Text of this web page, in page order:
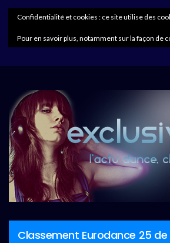
Classement Eurodance 25
Confidentialité et cookies : ce site utilise des
Pour en savoir plus, notamment sur la façon de